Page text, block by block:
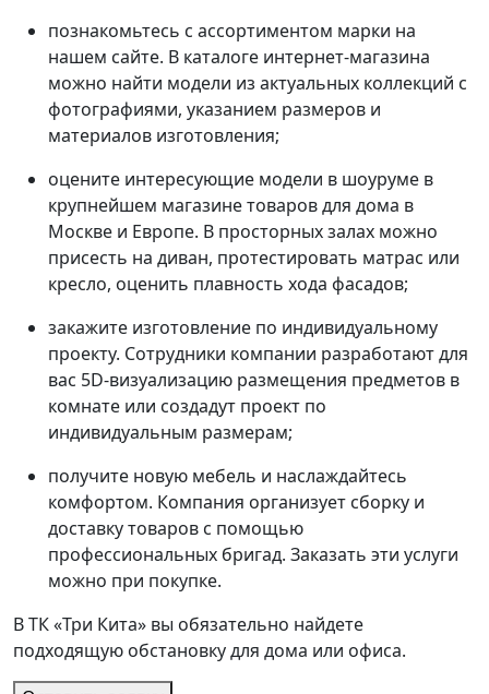
познакомьтесь с ассортиментом марки на
нашем сайте. В каталоге интернет-магазина
можно найти модели из актуальных коллекций с
фотографиями, указанием размеров и
материалов изготовления;
оцените интересующие модели в шоуруме в
крупнейшем магазине товаров для дома в
Москве и Европе. В просторных залах можно
присесть на диван, протестировать матрас или
кресло, оценить плавность хода фасадов;
закажите изготовление по индивидуальному
проекту. Сотрудники компании разработают для
вас 5D-визуализацию размещения предметов в
комнате или создадут проект по
индивидуальным размерам;
получите новую мебель и наслаждайтесь
комфортом. Компания организует сборку и
доставку товаров с помощью
профессиональных бригад. Заказать эти услуги
можно при покупке.
В ТК «Три Кита» вы обязательно найдете
подходящую обстановку для дома или офиса.